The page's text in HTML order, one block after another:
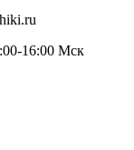
16:00 Мск